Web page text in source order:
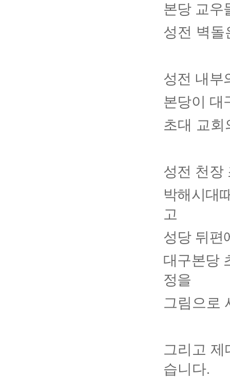
본당 교우
성전 벽돌
성전 내부
본당이 대
초대 교
성전 천장
박해시대
고
성당 뒤편
대구본당
정을
그림으로
그리고
습니다.